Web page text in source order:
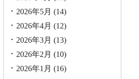
2026年5月 (14)
2026年4月 (12)
2026年3月 (13)
2026年2月 (10)
2026年1月 (16)